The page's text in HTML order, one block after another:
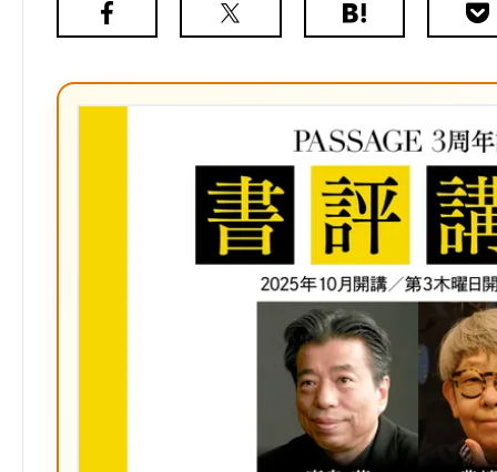
Facebook
X（旧
は
ク
マ
ー
ク